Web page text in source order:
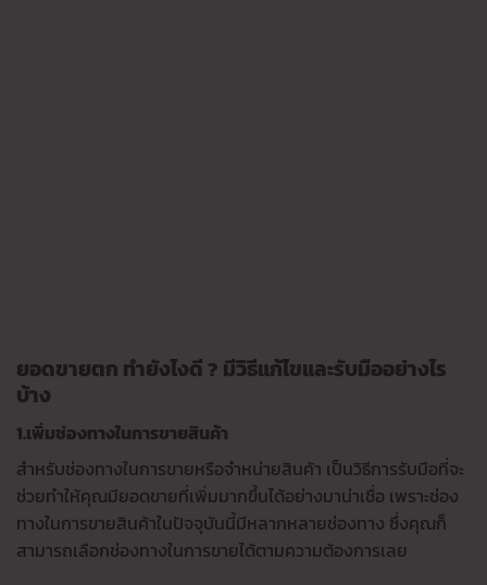
ยอดขายตก ทำยังไงดี ? มีวิธีแก้ไขและรับมืออย่างไร
บ้าง
1.เพิ่มช่องทางในการขายสินค้า
สำหรับช่องทางในการขายหรือจำหน่ายสินค้า เป็นวิธีการรับมือที่จะ
ช่วยทำให้คุณมียอดขายที่เพิ่มมากขึ้นได้อย่างมาน่าเชื่อ เพราะช่อง
ทางในการขายสินค้าในปัจจุบันนี้มีหลากหลายช่องทาง ซึ่งคุณก็
สามารถเลือกช่องทางในการขายได้ตามความต้องการเลย